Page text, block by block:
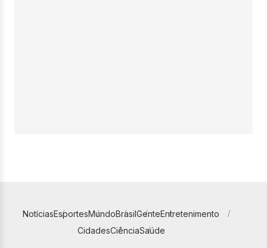
NotíciasEsportesMundoBrasilGenteEntretenimento
CidadesCiênciaSaúde